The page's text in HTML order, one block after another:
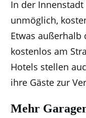
In der Innenstadt
unmöglich,
Etwas
kostenlos am
Hotels stellen
ihre Gäste zur
Mehr